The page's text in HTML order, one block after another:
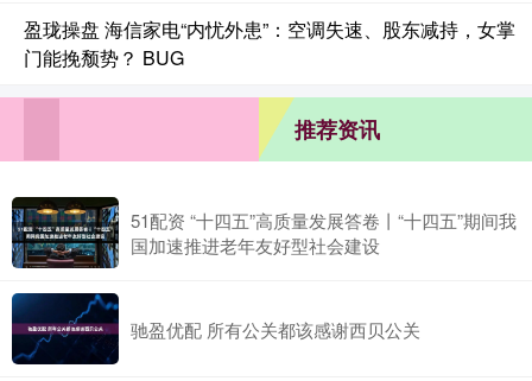
盈珑操盘 海信家电“内忧外患”：空调失速、股东减持，女掌
门能挽颓势？ BUG
推荐资讯
51配资 “十四五”高质量发展答卷丨“十四五”期间我
国加速推进老年友好型社会建设
驰盈优配 所有公关都该感谢西贝公关